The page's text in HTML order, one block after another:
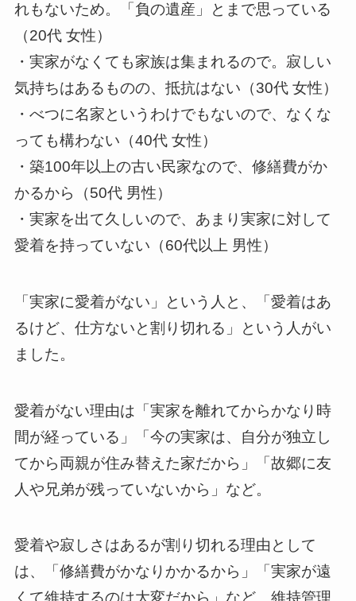
れもないため。「負の遺産」とまで思っている
（20代 女性）
・実家がなくても家族は集まれるので。寂しい
気持ちはあるものの、抵抗はない（30代 女性）
・べつに名家というわけでもないので、なくな
っても構わない（40代 女性）
・築100年以上の古い民家なので、修繕費がか
かるから（50代 男性）
・実家を出て久しいので、あまり実家に対して
愛着を持っていない（60代以上 男性）
「実家に愛着がない」という人と、「愛着はあ
るけど、仕方ないと割り切れる」という人がい
ました。
愛着がない理由は「実家を離れてからかなり時
間が経っている」「今の実家は、自分が独立し
てから両親が住み替えた家だから」「故郷に友
人や兄弟が残っていないから」など。
愛着や寂しさはあるが割り切れる理由として
は、「修繕費がかなりかかるから」「実家が遠
くて維持するのは大変だから」など、維持管理